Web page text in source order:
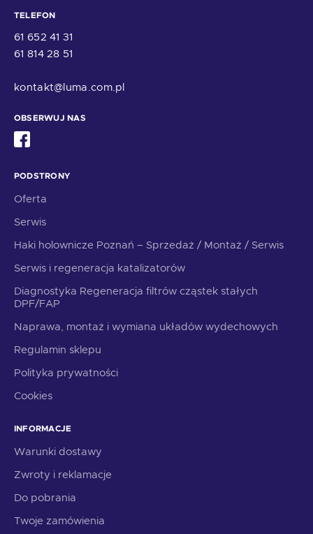
TELEFON
61 652 41 31
61 814 28 51
kontakt@luma.com.pl
OBSERWUJ NAS
PODSTRONY
Oferta
Serwis
Haki holownicze Poznań – Sprzedaż / Montaż / Serwis
Serwis i regeneracja katalizatorów
Diagnostyka Regeneracja filtrów cząstek stałych
DPF/FAP
Naprawa, montaż i wymiana układów wydechowych
Regulamin sklepu
Polityka prywatności
Cookies
INFORMACJE
Warunki dostawy
Zwroty i reklamacje
Do pobrania
Twoje zamówienia